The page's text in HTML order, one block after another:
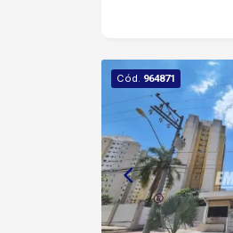
Estrutura
horas,
tranquilidade
Academia
Playground Salão de festas Não perca
essa
Cód. 964871